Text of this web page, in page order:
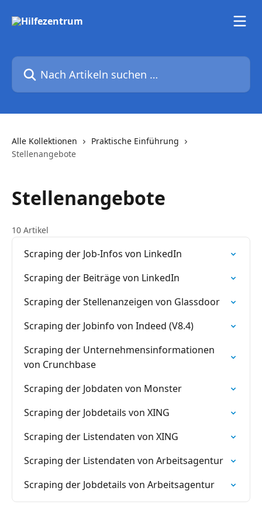
Nach Artikeln suchen …
Alle Kollektionen
Praktische Einführung
Stellenangebote
Stellenangebote
10 Artikel
Scraping der Job-Infos von LinkedIn
Scraping der Beiträge von LinkedIn
Scraping der Stellenanzeigen von Glassdoor
Scraping der Jobinfo von Indeed (V8.4)
Scraping der Unternehmensinformationen
von Crunchbase
Scraping der Jobdaten von Monster
Scraping der Jobdetails von XING
Scraping der Listendaten von XING
Scraping der Listendaten von Arbeitsagentur
Scraping der Jobdetails von Arbeitsagentur